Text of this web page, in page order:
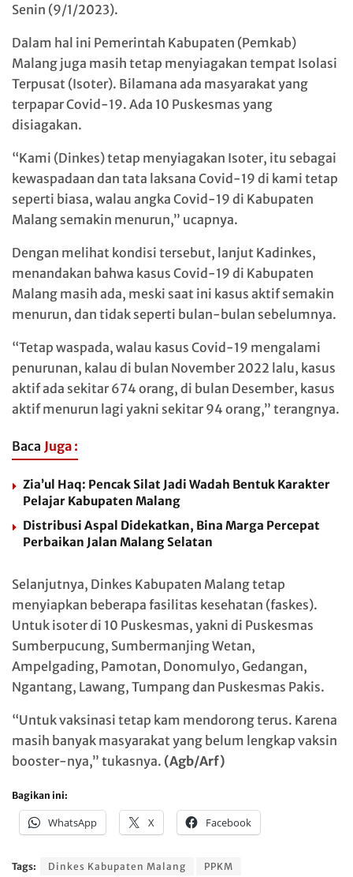
Senin (9/1/2023).
Dalam hal ini Pemerintah Kabupaten (Pemkab)
Malang juga masih tetap menyiagakan tempat Isolasi
Terpusat (Isoter). Bilamana ada masyarakat yang
terpapar Covid-19. Ada 10 Puskesmas yang
disiagakan.
“Kami (Dinkes) tetap menyiagakan Isoter, itu sebagai
kewaspadaan dan tata laksana Covid-19 di kami tetap
seperti biasa, walau angka Covid-19 di Kabupaten
Malang semakin menurun,” ucapnya.
Dengan melihat kondisi tersebut, lanjut Kadinkes,
menandakan bahwa kasus Covid-19 di Kabupaten
Malang masih ada, meski saat ini kasus aktif semakin
menurun, dan tidak seperti bulan-bulan sebelumnya.
“Tetap waspada, walau kasus Covid-19 mengalami
penurunan, kalau di bulan November 2022 lalu, kasus
aktif ada sekitar 674 orang, di bulan Desember, kasus
aktif menurun lagi yakni sekitar 94 orang,” terangnya.
Baca Juga :
Zia’ul Haq: Pencak Silat Jadi Wadah Bentuk Karakter
Pelajar Kabupaten Malang
Distribusi Aspal Didekatkan, Bina Marga Percepat
Perbaikan Jalan Malang Selatan
Selanjutnya, Dinkes Kabupaten Malang tetap
menyiapkan beberapa fasilitas kesehatan (faskes).
Untuk isoter di 10 Puskesmas, yakni di Puskesmas
Sumberpucung, Sumbermanjing Wetan,
Ampelgading, Pamotan, Donomulyo, Gedangan,
Ngantang, Lawang, Tumpang dan Puskesmas Pakis.
“Untuk vaksinasi tetap kam mendorong terus. Karena
masih banyak masyarakat yang belum lengkap vaksin
booster-nya,” tukasnya. (Agb/Arf)
Bagikan ini:
WhatsApp X Facebook
Tags: Dinkes Kabupaten Malang PPKM